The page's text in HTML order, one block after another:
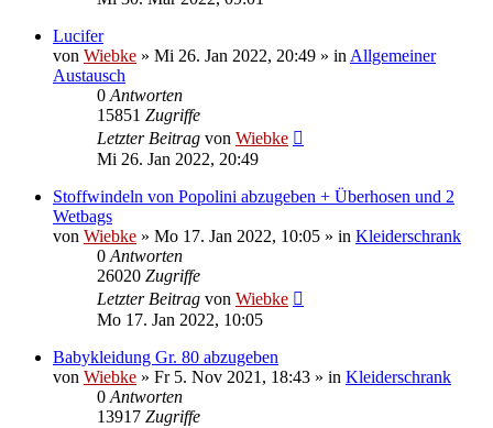
Lucifer
von Wiebke » Mi 26. Jan 2022, 20:49 » inAllgemeiner
Austausch
0Antworten
15851 Zugriffe
Letzter Beitrag von Wiebke
Mi 26. Jan 2022, 20:49
Stoffwindeln von Popolini abzugeben + Überhosen und 2
Wetbags
von Wiebke » Mo 17. Jan 2022, 10:05 » in Kleiderschrank
0Antworten
26020 Zugriffe
Letzter Beitrag von Wiebke
Mo 17. Jan 2022, 10:05
Babykleidung Gr. 80 abzugeben
von Wiebke » Fr 5. Nov 2021, 18:43 » in Kleiderschrank
0Antworten
13917 Zugriffe